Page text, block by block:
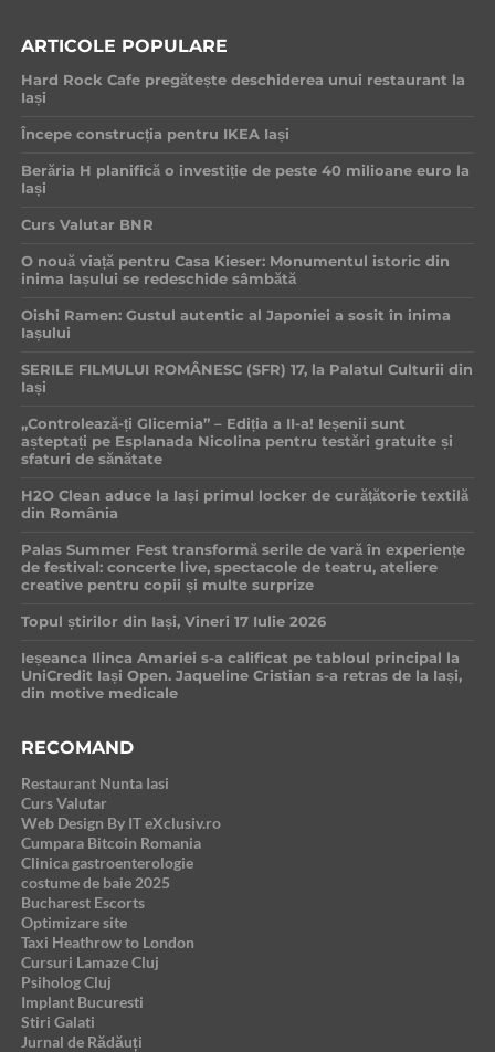
ARTICOLE POPULARE
Hard Rock Cafe pregătește deschiderea unui restaurant la
Iași
Începe construcția pentru IKEA Iași
Berăria H planifică o investiție de peste 40 milioane euro la
Iași
Curs Valutar BNR
O nouă viață pentru Casa Kieser: Monumentul istoric din
inima Iașului se redeschide sâmbătă
Oishi Ramen: Gustul autentic al Japoniei a sosit în inima
Iașului
SERILE FILMULUI ROMÂNESC (SFR) 17, la Palatul Culturii din
Iași
„Controlează-ți Glicemia” – Ediția a II-a! Ieșenii sunt
așteptați pe Esplanada Nicolina pentru testări gratuite și
sfaturi de sănătate
H2O Clean aduce la Iași primul locker de curățătorie textilă
din România
Palas Summer Fest transformă serile de vară în experiențe
de festival: concerte live, spectacole de teatru, ateliere
creative pentru copii și multe surprize
Topul știrilor din Iași, Vineri 17 Iulie 2026
Ieșeanca Ilinca Amariei s-a calificat pe tabloul principal la
UniCredit Iași Open. Jaqueline Cristian s-a retras de la Iași,
din motive medicale
RECOMAND
Restaurant Nunta Iasi
Curs Valutar
Web Design By IT eXclusiv.ro
Cumpara Bitcoin Romania
Clinica gastroenterologie
costume de baie 2025
Bucharest Escorts
Optimizare site
Taxi Heathrow to London
Cursuri Lamaze Cluj
Psiholog Cluj
Implant Bucuresti
Stiri Galati
Jurnal de Rădăuți